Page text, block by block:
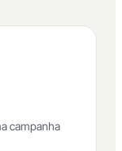
campanha